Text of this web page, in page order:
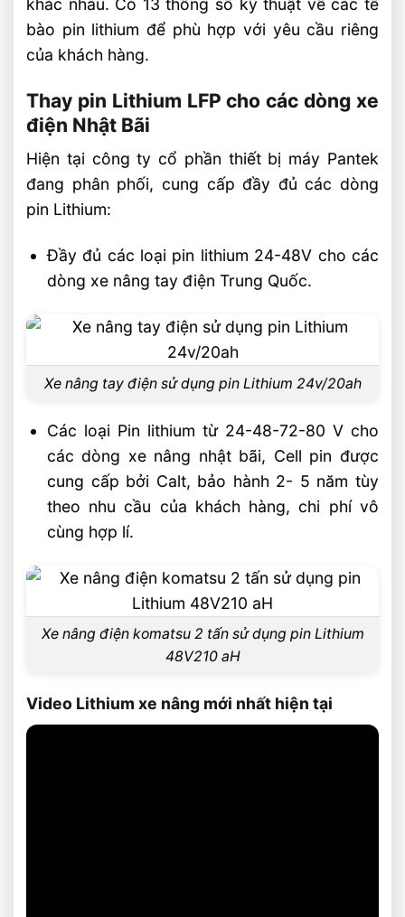
khác nhau. Có 13 thông số kỹ thuật về các tế
bào pin lithium để phù hợp với yêu cầu riêng
của khách hàng.
Thay pin Lithium LFP cho các dòng xe
điện Nhật Bãi
Hiện tại công ty cổ phần thiết bị máy Pantek
đang phân phối, cung cấp đầy đủ các dòng
pin Lithium:
Đầy đủ các loại pin lithium 24-48V cho các
dòng xe nâng tay điện Trung Quốc.
Xe nâng tay điện sử dụng pin Lithium 24v/20ah
Các loại Pin lithium từ 24-48-72-80 V cho
các dòng xe nâng nhật bãi, Cell pin được
cung cấp bởi Calt, bảo hành 2- 5 năm tùy
theo nhu cầu của khách hàng, chi phí vô
cùng hợp lí.
Xe nâng điện komatsu 2 tấn sử dụng pin Lithium
48V210 aH
Video Lithium xe nâng mới nhất hiện tại